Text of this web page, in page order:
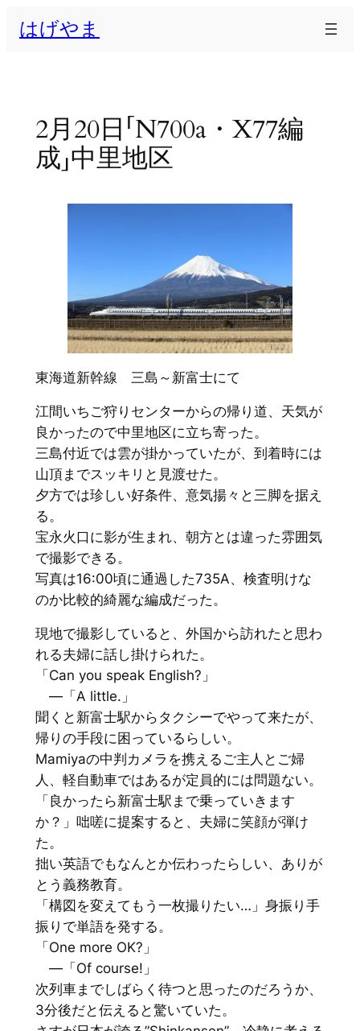
はげやま
2月20日「N700a・X77編
成」中里地区
東海道新幹線 三島～新富士にて
江間いちご狩りセンターからの帰り道、天気が
良かったので中里地区に立ち寄った。
三島付近では雲が掛かっていたが、到着時には
山頂までスッキリと見渡せた。
夕方では珍しい好条件、意気揚々と三脚を据え
る。
宝永火口に影が生まれ、朝方とは違った雰囲気
で撮影できる。
写真は16:00頃に通過した735A、検査明けな
のか比較的綺麗な編成だった。
現地で撮影していると、外国から訪れたと思わ
れる夫婦に話し掛けられた。
「Can you speak English?」
―「A little.」
聞くと新富士駅からタクシーでやって来たが、
帰りの手段に困っているらしい。
Mamiyaの中判カメラを携えるご主人とご婦
人、軽自動車ではあるが定員的には問題ない。
「良かったら新富士駅まで乗っていきます
か？」咄嗟に提案すると、夫婦に笑顔が弾け
た。
拙い英語でもなんとか伝わったらしい、ありが
とう義務教育。
「構図を変えてもう一枚撮りたい…」身振り手
振りで単語を発する。
「One more OK?」
―「Of course!」
次列車までしばらく待つと思ったのだろうか、
3分後だと伝えると驚いていた。